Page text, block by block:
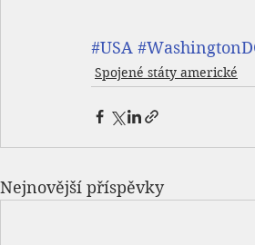
#USA
Spojené státy americké
Nejnovější příspěvky